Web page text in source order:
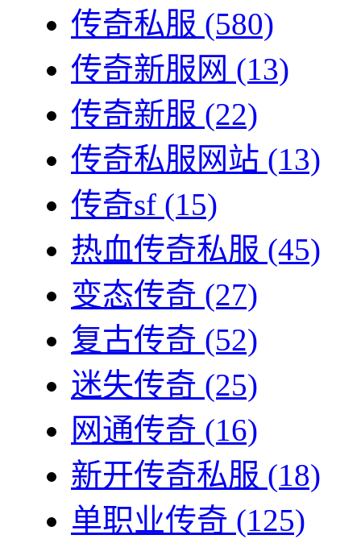
传奇私服 (580)
传奇新服网 (13)
传奇新服 (22)
传奇私服网站 (13)
传奇sf (15)
热血传奇私服 (45)
变态传奇 (27)
复古传奇 (52)
迷失传奇 (25)
网通传奇 (16)
新开传奇私服 (18)
单职业传奇 (125)